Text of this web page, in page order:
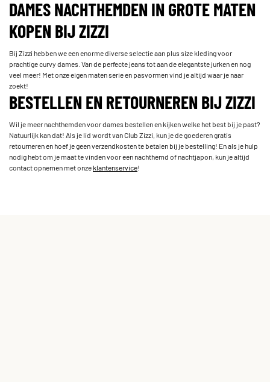
DAMES NACHTHEMDEN IN GROTE MATEN
KOPEN BIJ ZIZZI
Bij Zizzi hebben we een enorme diverse selectie aan plus size kleding voor
prachtige curvy dames. Van de perfecte jeans tot aan de elegantste jurken en nog
veel meer! Met onze eigen maten serie en pasvormen vind je altijd waar je naar
zoekt!
BESTELLEN EN RETOURNEREN BIJ ZIZZI
Wil je meer nachthemden voor dames bestellen en kijken welke het best bij je past?
Natuurlijk kan dat! Als je lid wordt van Club Zizzi, kun je de goederen gratis
retourneren en hoef je geen verzendkosten te betalen bij je bestelling! En als je hulp
nodig hebt om je maat te vinden voor een nachthemd of nachtjapon, kun je altijd
contact opnemen met onzeklantenservice!